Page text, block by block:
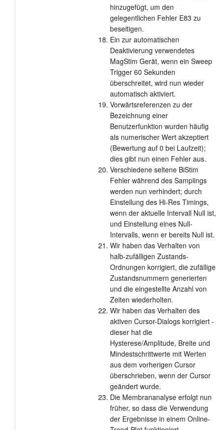
hinzugefügt, um den
gelegentlichen Fehler E83 zu
beseitigen.
Ein zur automatischen
Deaktivierung verwendetes
MagStim Gerät, wenn ein Sweep
Trigger 60 Sekunden
überschreitet, wird nun wieder
automatisch aktiviert.
Vorwärtsreferenzen zu der
Bezeichnung einer
Benutzerfunktion wurden häufig
als numerischer Wert akzeptiert
(Bewertung auf 0 bei Laufzeit);
dies gibt nun einen Fehler aus.
Verschiedene seltene BiStim
Fehler während des Samplings
werden nun verhindert; durch
Einstellung des Hi-Res Timings,
wenn der aktuelle Intervall Null ist,
und Einstellung eines Null-
Intervalls, wenn er bereits Null ist.
Wir haben das Verhalten von
halb-zufälligen Zustands-
Ordnungen korrigiert, die zufällige
Zustandsnummern generierten
und die eingestellte Anzahl von
Zeiten wiederholten.
Wir haben das Verhalten des
aktiven Cursor-Dialogs korrigiert -
dieser hat die
Hysterese/Amplitude, Breite und
Mindestschrittwerte mit Werten
aus dem vorherigen Cursor
überschrieben, wenn der Cursor
geändert wurde.
Die Membrananalyse erfolgt nun
früher, so dass die Verwendung
der Ergebnisse in einem Online-